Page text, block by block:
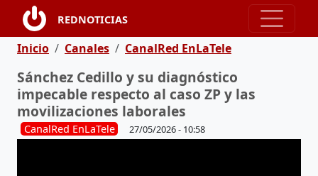
Pasar al contenido principal
REDNOTICIAS
Ruta de navegación
Inicio Canales CanalRed EnLaTele
Sánchez Cedillo y su diagnóstico
impecable respecto al caso ZP y las
movilizaciones laborales
CanalRed EnLaTele 27/05/2026 - 10:58